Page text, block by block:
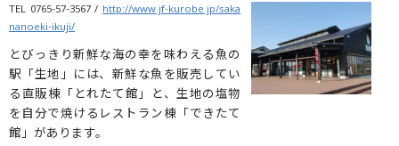
TEL 0765-57-3567 /http://www.jf-kurobe.jp/saka
nanoeki-ikuji/
とびっきり新鮮な海の幸を味わえる魚の
駅「生地」には、新鮮な魚を販売してい
る直販棟「とれたて館」と、生地の塩物
を自分で焼けるレストラン棟「できたて
館」があります。